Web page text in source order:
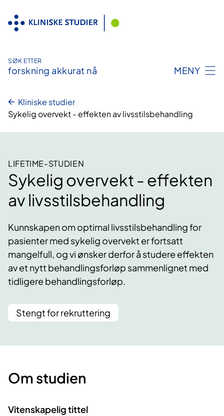
innhold
SØK ETTER
forskning akkurat nå MENY
Kliniske studier
Sykelig overvekt - effekten av livsstilsbehandling
LIFETIME-STUDIEN
Sykelig overvekt - effekten
av livsstilsbehandling
Kunnskapen om optimal livsstilsbehandling for
pasienter med sykelig overvekt er fortsatt
mangelfull, og vi ønsker derfor å studere effekten
av et nytt behandlingsforløp sammenlignet med
tidligere behandlingsforløp.
Stengt for rekruttering
Om studien
Vitenskapelig tittel